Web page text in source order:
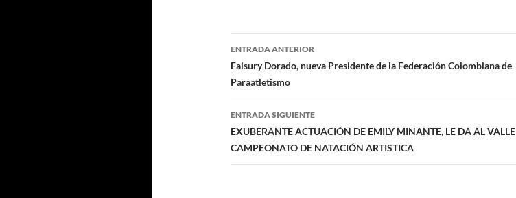
Navegación
de
entradas
ENTRADA ANTERIOR
Faisury Dorado, nueva Presidente de la Federación Colombiana de
Paraatletismo
ENTRADA SIGUIENTE
EXUBERANTE ACTUACIÓN DE EMILY MINANTE, LE DA AL VALLE
CAMPEONATO DE NATACIÓN ARTISTICA